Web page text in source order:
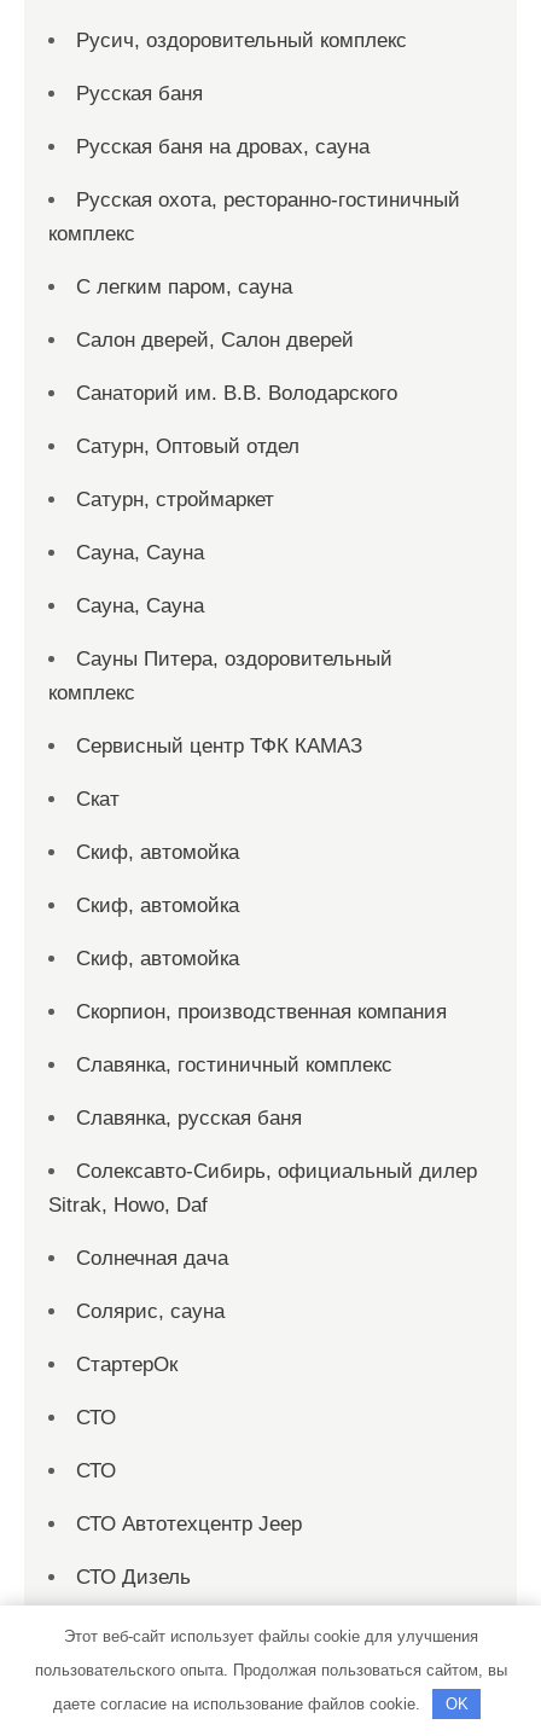
Русич, оздоровительный комплекс
Русская баня
Русская баня на дровах, сауна
Русская охота, ресторанно-гостиничный
комплекс
С легким паром, сауна
Салон дверей, Салон дверей
Санаторий им. В.В. Володарского
Сатурн, Оптовый отдел
Сатурн, строймаркет
Сауна, Сауна
Сауна, Сауна
Сауны Питера, оздоровительный
комплекс
Сервисный центр ТФК КАМАЗ
Скат
Скиф, автомойка
Скиф, автомойка
Скиф, автомойка
Скорпион, производственная компания
Славянка, гостиничный комплекс
Славянка, русская баня
Солексавто-Сибирь, официальный дилер
Sitrak, Howo, Daf
Солнечная дача
Солярис, сауна
СтартерОк
СТО
СТО
СТО Автотехцентр Jeep
СТО Дизель
Сто-2000
Строй Двор, производственно-складская
база
Этот веб-сайт использует файлы cookie для улучшения
пользовательского опыта. Продолжая пользоваться сайтом, вы
даете согласие на использование файлов cookie.
OK